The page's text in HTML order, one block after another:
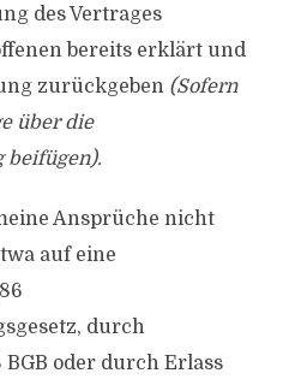
des Vertrages
bereits erklärt und
zurückgeben (Sofern
über die
beifügen).
Ansprüche nicht
auf eine
durch
oder durch Erlass